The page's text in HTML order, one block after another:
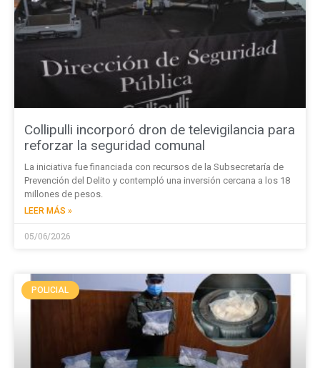
Collipulli incorporó dron de televigilancia para
reforzar la seguridad comunal
La iniciativa fue financiada con recursos de la Subsecretaría de
Prevención del Delito y contempló una inversión cercana a los 18
millones de pesos.
LEER MÁS »
05/06/2026
POLICIAL